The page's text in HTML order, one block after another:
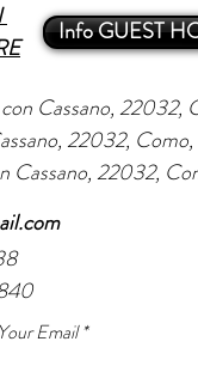
Info GUEST
Cassano, 22032,
22032,
Cassano, 22032,
Email